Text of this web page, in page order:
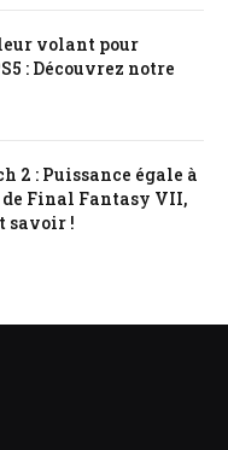
volant pour
: Découvrez notre
2 : Puissance égale à
de Final Fantasy VII,
savoir !